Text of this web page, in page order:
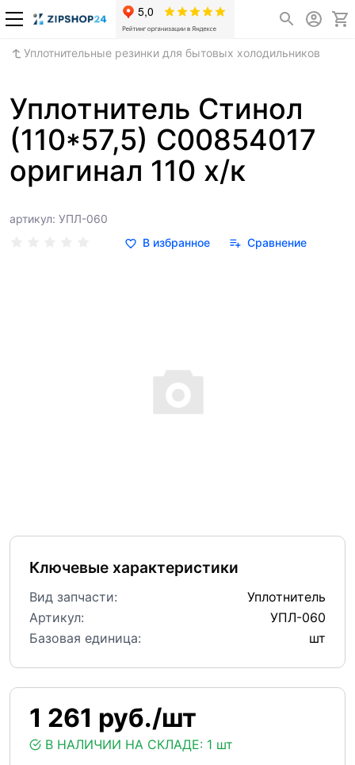
Уплотнительные резинки для бытовых холодильников
Уплотнитель Стинол
(110*57,5) C00854017
оригинал 110 х/к
артикул: УПЛ-060
В избранное
Сравнение
1 261 руб./шт
В НАЛИЧИИ НА СКЛАДЕ: 1 шт
Ключевые характеристики
Вид запчасти:
Уплотнитель
Артикул:
УПЛ-060
Базовая единица:
шт